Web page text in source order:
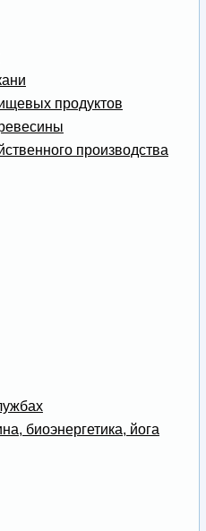
продуктов
производства
биоэнергетика, йога